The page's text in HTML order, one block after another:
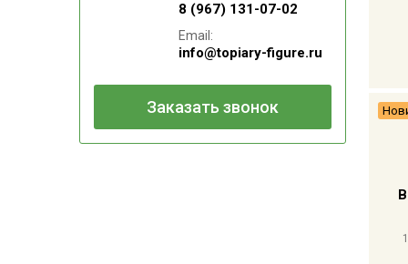
8 (967) 131-07-02
Email:
info@topiary-figure.ru
Заказать звонок